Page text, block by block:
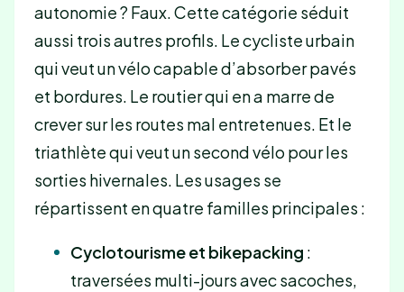
autonomie ? Faux. Cette catégorie séduit
aussi trois autres profils. Le cycliste urbain
qui veut un vélo capable d’absorber pavés
et bordures. Le routier qui en a marre de
crever sur les routes mal entretenues. Et le
triathlète qui veut un second vélo pour les
sorties hivernales. Les usages se
répartissent en quatre familles principales :
Cyclotourisme et bikepacking :
traversées multi-jours avec sacoches,